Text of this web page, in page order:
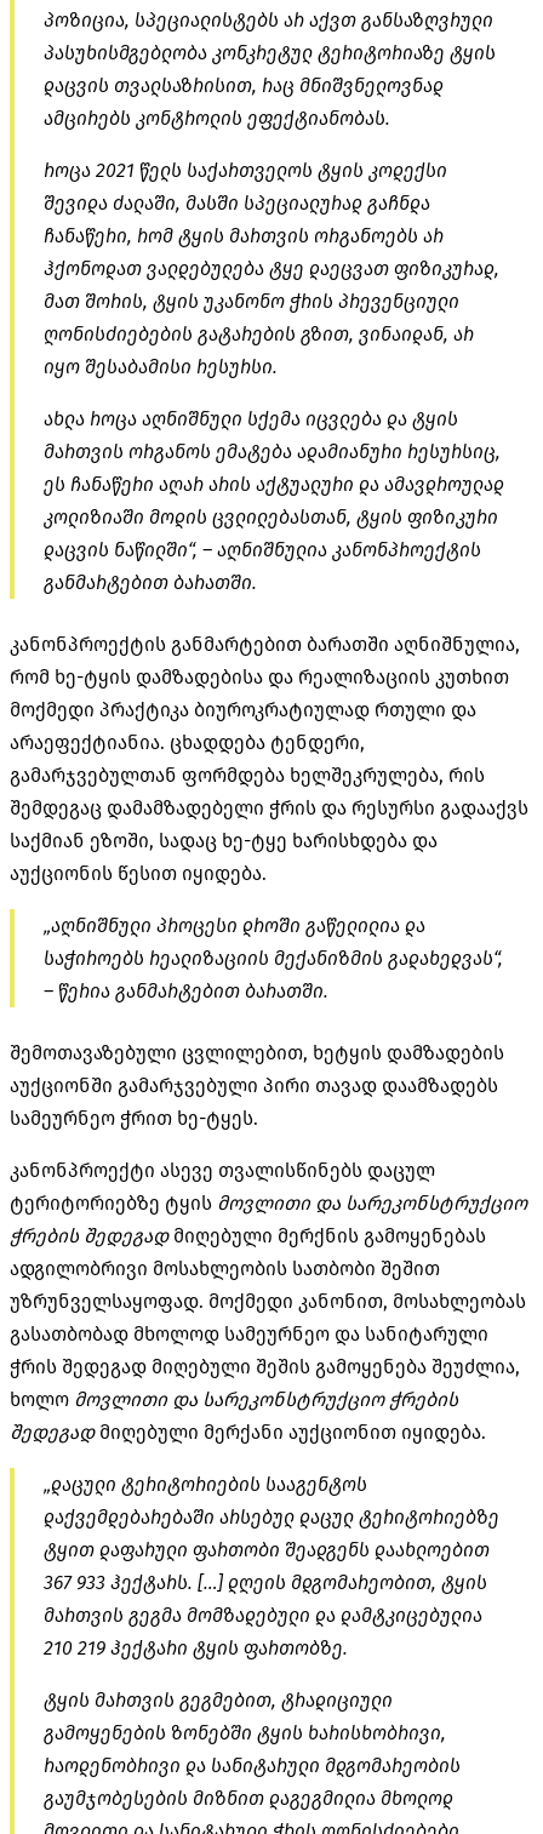
პოზიცია, სპეციალისტებს არ აქვთ განსაზღვრული
პასუხისმგებლობა კონკრეტულ ტერიტორიაზე ტყის
დაცვის თვალსაზრისით, რაც მნიშვნელოვნად
ამცირებს კონტროლის ეფექტიანობას.
როცა 2021 წელს საქართველოს ტყის კოდექსი
შევიდა ძალაში, მასში სპეციალურად გაჩნდა
ჩანაწერი, რომ ტყის მართვის ორგანოებს არ
ჰქონოდათ ვალდებულება ტყე დაეცვათ ფიზიკურად,
მათ შორის, ტყის უკანონო ჭრის პრევენციული
ღონისძიებების გატარების გზით, ვინაიდან, არ
იყო შესაბამისი რესურსი.
ახლა როცა აღნიშნული სქემა იცვლება და ტყის
მართვის ორგანოს ემატება ადამიანური რესურსიც,
ეს ჩანაწერი აღარ არის აქტუალური და ამავდროულად
კოლიზიაში მოდის ცვლილებასთან, ტყის ფიზიკური
დაცვის ნაწილში“, – აღნიშნულია კანონპროექტის
განმარტებით ბარათში.
კანონპროექტის განმარტებით ბარათში აღნიშნულია,
რომ ხე-ტყის დამზადებისა და რეალიზაციის კუთხით
მოქმედი პრაქტიკა ბიუროკრატიულად რთული და
არაეფექტიანია. ცხადდება ტენდერი,
გამარჯვებულთან ფორმდება ხელშეკრულება, რის
შემდეგაც დამამზადებელი ჭრის და რესურსი გადააქვს
საქმიან ეზოში, სადაც ხე-ტყე ხარისხდება და
აუქციონის წესით იყიდება.
„აღნიშნული პროცესი დროში გაწელილია და
საჭიროებს რეალიზაციის მექანიზმის გადახედვას“,
– წერია განმარტებით ბარათში.
შემოთავაზებული ცვლილებით, ხეტყის დამზადების
აუქციონში გამარჯვებული პირი თავად დაამზადებს
სამეურნეო ჭრით ხე-ტყეს.
კანონპროექტი ასევე თვალისწინებს დაცულ
ტერიტორიებზე ტყის მოვლითი და სარეკონსტრუქციო
ჭრების შედეგადმიღებული მერქნის გამოყენებას
ადგილობრივი მოსახლეობის სათბობი შეშით
უზრუნველსაყოფად. მოქმედი კანონით, მოსახლეობას
გასათბობად მხოლოდ სამეურნეო და სანიტარული
ჭრის შედეგად მიღებული შეშის გამოყენება შეუძლია,
ხოლო მოვლითი და სარეკონსტრუქციო ჭრების
შედეგადმიღებული მერქანი აუქციონით იყიდება.
„დაცული ტერიტორიების სააგენტოს
დაქვემდებარებაში არსებულ დაცულ ტერიტორიებზე
ტყით დაფარული ფართობი შეადგენს დაახლოებით
367 933 ჰექტარს. […] დღეის მდგომარეობით, ტყის
მართვის გეგმა მომზადებული და დამტკიცებულია
210 219 ჰექტარი ტყის ფართობზე.
ტყის მართვის გეგმებით, ტრადიციული
გამოყენების ზონებში ტყის ხარისხობრივი,
რაოდენობრივი და სანიტარული მდგომარეობის
გაუმჯობესების მიზნით დაგეგმილია მხოლოდ